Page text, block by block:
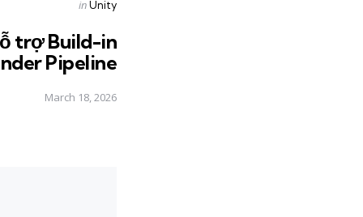
Posted
inUnity
trợ Build-in
Pipeline
March 18, 2026